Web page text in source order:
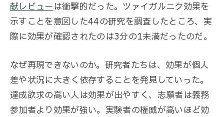
献レビューは衝撃的だった。ツァイガルニク効果を
示すことを意図した44の研究を調査したところ、実
際に効果が確認されたのは3分の1未満だったのだ。
なぜ再現できないのか。研究者たちは、効果が個人
差や状況に大きく依存することを発見していった。
達成欲求の高い人は効果が出やすく、志願者は義務
参加者より効果が強い。実験者の権威が高いほど効